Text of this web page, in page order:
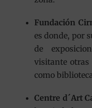
Fundación
es donde, por
de
visitante otras
como
Centre d´Art